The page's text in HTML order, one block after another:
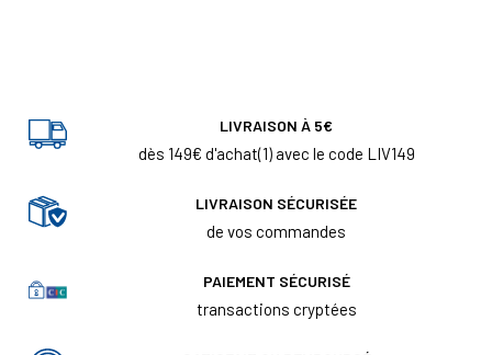
LIVRAISON À 5€
dès 149€ d'achat(1) avec le code LIV149
LIVRAISON SÉCURISÉE
de vos commandes
PAIEMENT SÉCURISÉ
transactions cryptées